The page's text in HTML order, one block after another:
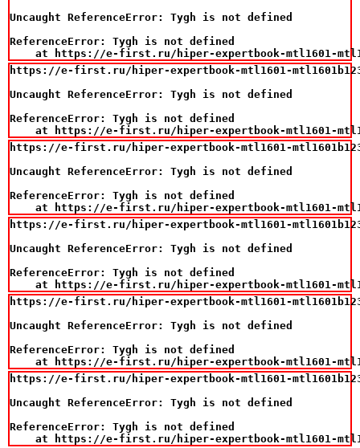
Uncaught ReferenceError: Tygh is not defined
ReferenceError: Tygh is not defined
at https://e-first.ru/hiper-expertbook-mtl1601-
https://e-first.ru/hiper-expertbook-mtl1601-
Uncaught ReferenceError: Tygh is not defined
ReferenceError: Tygh is not defined
at https://e-first.ru/hiper-expertbook-mtl1601-
https://e-first.ru/hiper-expertbook-mtl1601-
Uncaught ReferenceError: Tygh is not defined
ReferenceError: Tygh is not defined
at https://e-first.ru/hiper-expertbook-mtl1601-
https://e-first.ru/hiper-expertbook-mtl1601-
Uncaught ReferenceError: Tygh is not defined
ReferenceError: Tygh is not defined
at https://e-first.ru/hiper-expertbook-mtl1601-
https://e-first.ru/hiper-expertbook-mtl1601-
Uncaught ReferenceError: Tygh is not defined
ReferenceError: Tygh is not defined
at https://e-first.ru/hiper-expertbook-mtl1601-
https://e-first.ru/hiper-expertbook-mtl1601-
Uncaught ReferenceError: Tygh is not defined
ReferenceError: Tygh is not defined
at https://e-first.ru/hiper-expertbook-mtl1601-